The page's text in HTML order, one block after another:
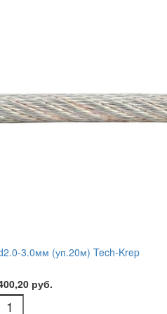
3.0мм (уп.20м) Tech-Krep
руб.